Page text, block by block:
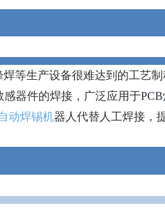
等生产设备很难达到的工艺
器件的焊接，广泛应用于PCB
动焊锡机器人代替人工焊接，